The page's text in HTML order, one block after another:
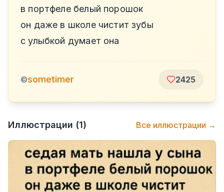
в портфеле белый порошок
он даже в школе чистит зубы
с улыбкой думает она
©sometimer 2425
Иллюстрации (1) Все иллюстрации →